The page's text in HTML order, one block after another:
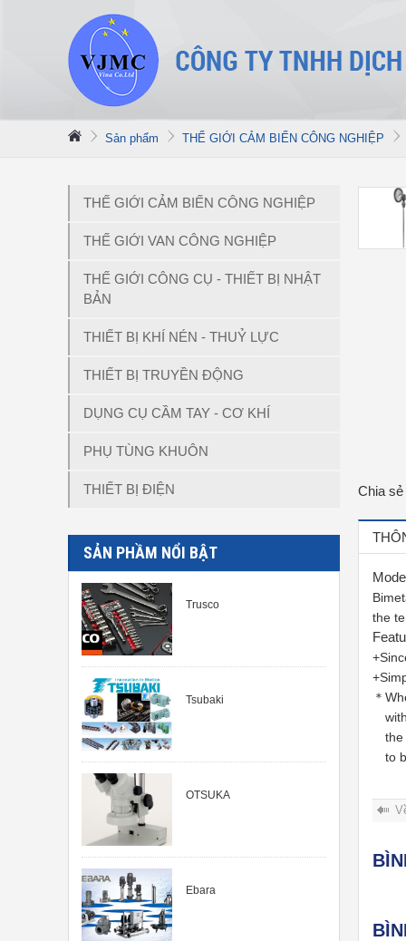
Sản phẩm THẾ GIỚI CẢM BIẾN CÔNG NGHIỆP
THẾ GIỚI CẢM BIẾN CÔNG NGHIỆP
THẾ GIỚI VAN CÔNG NGHIỆP
THẾ GIỚI CÔNG CỤ - THIẾT BỊ NHẬT
BẢN
THIẾT BỊ KHÍ NÉN - THUỶ LỰC
THIẾT BỊ TRUYỀN ĐỘNG
DỤNG CỤ CẦM TAY - CƠ KHÍ
PHỤ TÙNG KHUÔN
THIẾT BỊ ĐIỆN
SẢN PHẦM NỔI BẬT
Trusco
Tsubaki
OTSUKA
Ebara
Chia
the
＊
the
to